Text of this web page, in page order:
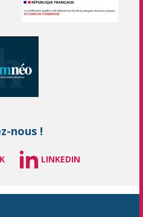
nous !
LINKEDIN